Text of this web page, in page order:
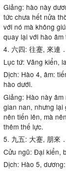
Giảng: hào này
tức chưa hết nửa
với nó mà không
quay lại với hào
4. 六四: 往蹇, 來連．
Lục tứ: Vãng kiển,
Dịch: Hào 4, âm:
hào dưới.
Giảng: Hào này
gian nan, nhưng lại
nên tiến lên, mà
thêm thế lực.
5. 九五: 大蹇, 朋來．
Cửu ngũ: Đại kiển,
Dịch: Hào 5,